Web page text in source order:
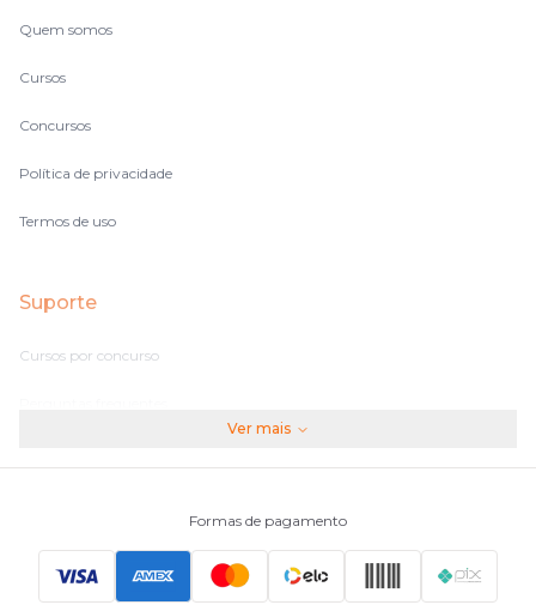
Quem somos
Cursos
Concursos
Política de privacidade
Termos de uso
Suporte
Cursos por concurso
Principais Concursos
Ver mais
Formas de pagamento